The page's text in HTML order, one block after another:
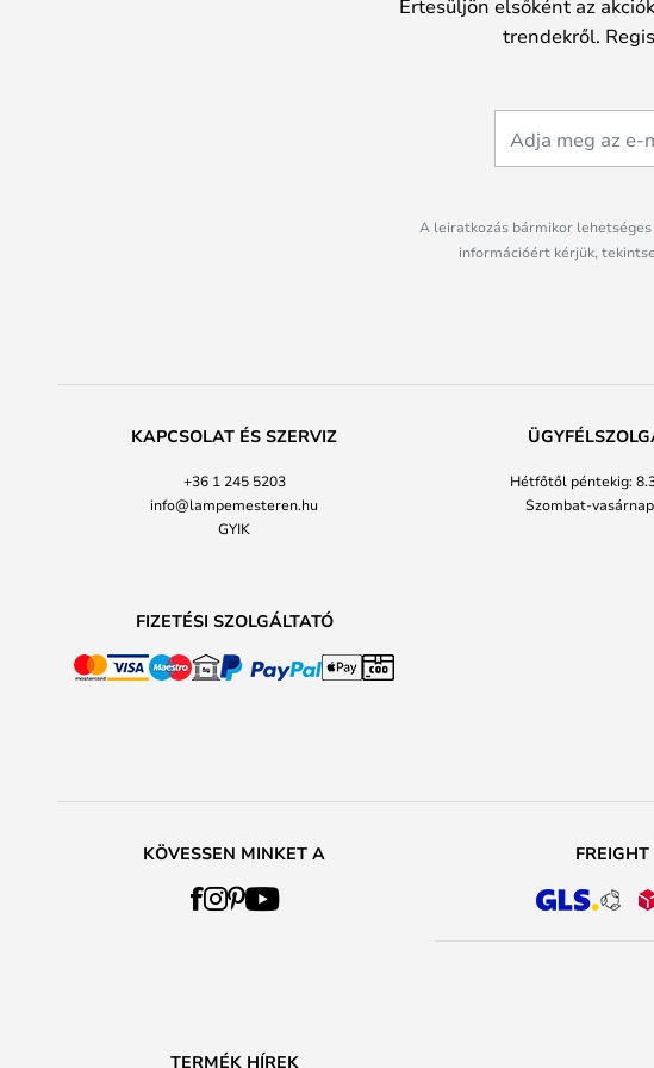
trendekről.
A leiratkozás bármikor
információért kérjük,
KAPCSOLAT ÉS SZERVIZ
+36 1 245 5203
info@lampemesteren.hu
GYIK
Hétfőtől péntekig:
Szombat-
FIZETÉSI SZOLGÁLTATÓ
KÖVESSEN MINKET A FREIGHT
TERMÉK HÍREK